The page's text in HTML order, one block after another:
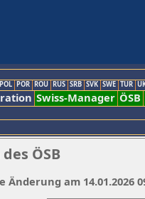
POL POR ROU RUS SRB SVK SWE TUR
Swiss-Manager ÖSB
ÖSB
Änderung am 14.01.2026